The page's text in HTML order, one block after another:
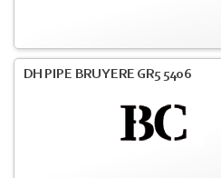
DH PIPE BRUYERE GR5 5406